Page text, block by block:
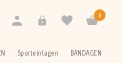
0
Sporteinlagen BANDAGEN